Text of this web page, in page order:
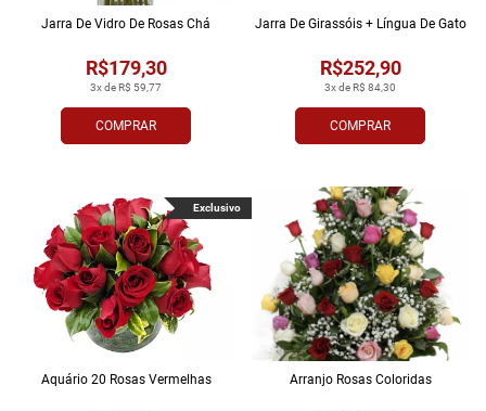
COMPRAR
3x de R$ 59,77
R$179,30
Jarra De Vidro De Rosas Chá
COMPRAR
3x de R$ 84,30
R$252,90
Jarra De Girassóis + Língua De Gato
Aquário 20 Rosas Vermelhas
Exclusivo
Arranjo Rosas Coloridas